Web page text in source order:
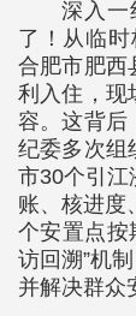
深入一
了！从临时
合肥市肥西
利入住，现
容。这背后
纪委多次组
市30个引江
账、核进度
个安置点按
访回溯”机
并解决群众